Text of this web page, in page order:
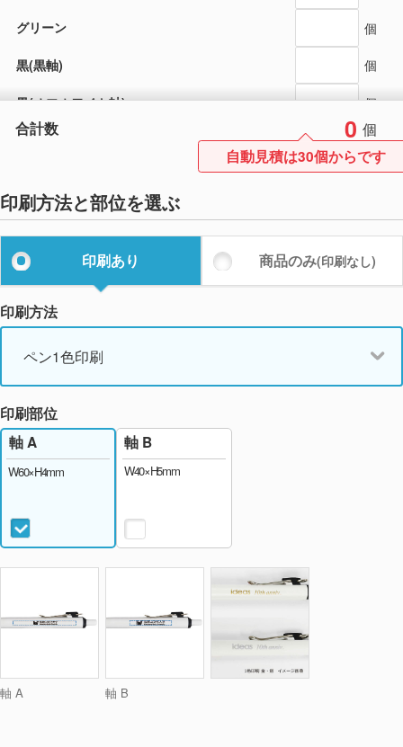
グリーン 個
黒(黒軸) 個
黒(オフホワイト軸) 個
ブルーブラック 個
個
オレンジ 個
イエロー 個
青 個
合計数 0 個
自動見積は30個からです
印刷方法と部位を選ぶ
印刷あり 商品のみ(印刷なし)
印刷方法
ペン1色印刷
印刷部位
軸 A 軸 B
軸 A
W60×H4mm
軸 B
W40×H5mm